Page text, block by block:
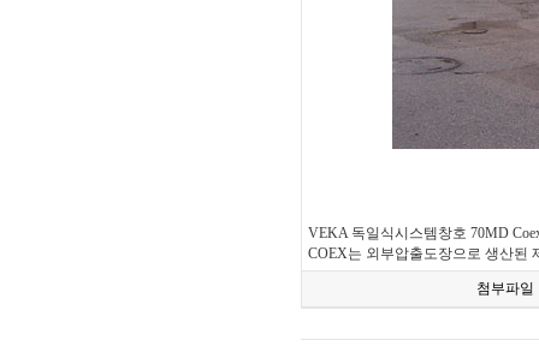
VEKA 독일식시스템창호 70MD
COEX는 외부압출도장으로 생산된
첨부파일